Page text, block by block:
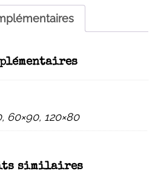
60×90, 120×80
similaires